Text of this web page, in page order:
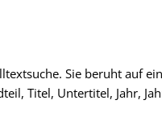
Sie beruht auf
Titel, Untertitel, Jahr,